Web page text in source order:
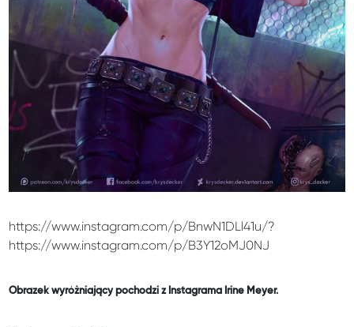
https://www.instagram.com/p/BnwN1DLl41u/?
https://www.instagram.com/p/B3Y12oMJ0NJ
Obrazek wyróżniający pochodzi z Instagrama Irine Meyer.